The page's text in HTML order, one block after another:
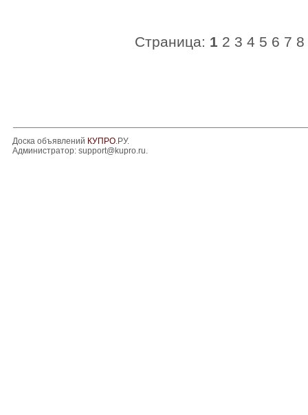
Страница: 1 2 3 4 5 6 7 8
Доска объявлений КУПРО.РУ.
Администратор: support@kupro.ru.